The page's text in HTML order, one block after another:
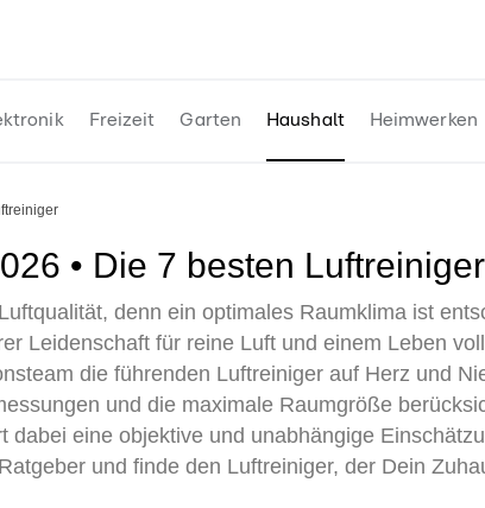
Freizeit Garten Haushalt Heimwerken
• Die 7 besten
denn ein optimales Raumklima ist
Leidenschaft für reine Luft und einem Leben
die führenden Luftreiniger auf Herz und
und die maximale Raumgröße
dabei eine objektive und unabhängige
und finde den Luftreiniger, der Dein